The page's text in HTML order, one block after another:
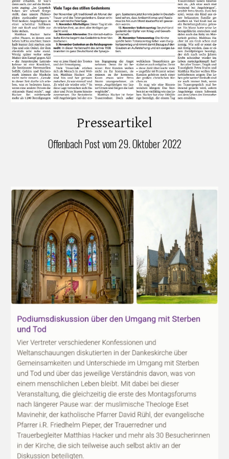
Presseartikel
Offenbach Post vom 29. Oktober 2022